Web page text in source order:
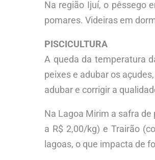
Na região Ijuí, o pêssego
pomares. Videiras em
PISCICULTURA
A queda da temperatura
peixes e adubar os
adubar e corrigir a
Na Lagoa Mirim a safra
a R$ 2,00/kg) e Trairão
lagoas, o que impacta de